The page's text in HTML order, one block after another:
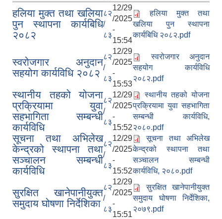
हलिया मुक्त तथा खलिया
पुन स्थापना कार्यबिधि
२०८२
८२
/
८३
12/29
/2025
-
15:54
हलिया मुक्त तथा
खलिया पुन स्थापना
कार्यबिधि २०८२.pdf
स्वरोजगार अनुदान
सहयोग कार्यविधि २०८२
८२
/
८३
12/29
/2025
-
15:53
स्वरोजगार अनुदान
सहयोग कार्यविधि
२०८२.pdf
स्थानीय तहको योजना
प्रक्रियामा युवा
सहभागिता सम्बन्धी
कार्यविधि
८२
/
८३
12/29
/2025
-
15:52
स्थानीय तहको योजना
प्रक्रियामा युवा सहभागिता
सम्बन्धी कार्यविधि,
२०८०.pdf
सूचना तथा अभिलेख
केन्द्रको स्थापना तथा
सञ्चालन सम्बन्धी
कार्यविधि
८२
/
८३
12/29
/2025
-
15:52
सूचना तथा अभिलेख
केन्द्रको स्थापना तथा
सञ्चालन सम्बन्धी
कार्यविधि, २०८०.pdf
सुरक्षित खानेपानीयुक्त
समुदाय घोषणा निर्देशिका
८२
/
८३
12/29
/2025
-
15:51
सुरक्षित खानेपानीयुक्त
समुदाय घोषणा निर्देशिका,
२०७९.pdf